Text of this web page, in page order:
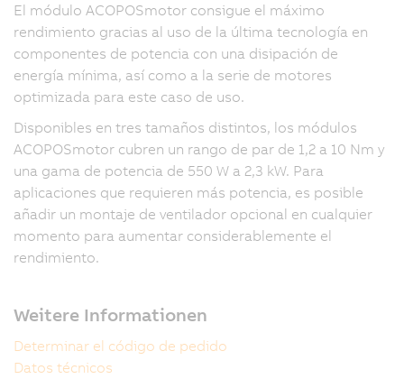
El módulo ACOPOSmotor consigue el máximo
rendimiento gracias al uso de la última tecnología en
componentes de potencia con una disipación de
energía mínima, así como a la serie de motores
optimizada para este caso de uso.
Disponibles en tres tamaños distintos, los módulos
ACOPOSmotor cubren un rango de par de 1,2 a 10 Nm y
una gama de potencia de 550 W a 2,3 kW. Para
aplicaciones que requieren más potencia, es posible
añadir un montaje de ventilador opcional en cualquier
momento para aumentar considerablemente el
rendimiento.
Weitere Informationen
Determinar el código de pedido
Datos técnicos